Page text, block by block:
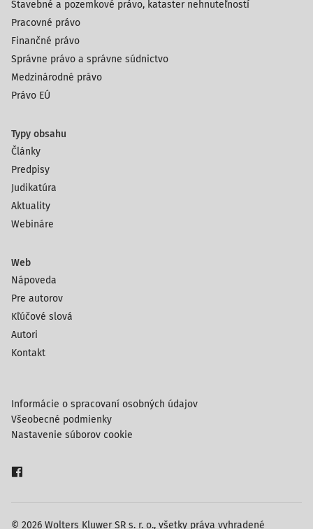
Stavebné a pozemkové právo, kataster nehnuteľností
Pracovné právo
Finančné právo
Správne právo a správne súdnictvo
Medzinárodné právo
Právo EÚ
Typy obsahu
Články
Predpisy
Judikatúra
Aktuality
Webináre
Web
Nápoveda
Pre autorov
Kľúčové slová
Autori
Kontakt
© 2026 Wolters Kluwer SR s. r. o., všetky práva vyhradené
Informácie o spracovaní osobných údajov
Všeobecné podmienky
Nastavenie súborov cookie